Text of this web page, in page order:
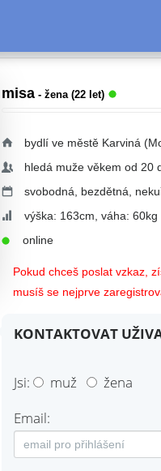
misa - žena (22 let)
bydlí ve městě Karviná
hledá muže věkem od 20
svobodná, bezdětná,
výška: 163cm, váha: 60kg
online
Pokud chceš poslat vzkaz,
musíš se nejprve
KONTAKTOVAT
Jsi: muž
žena
Email: